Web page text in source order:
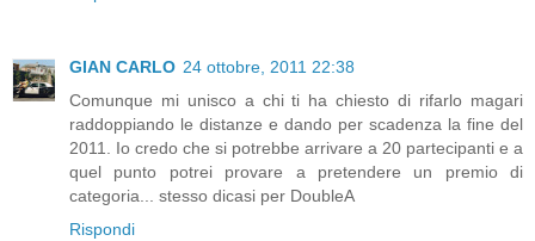
GIAN CARLO 24 ottobre, 2011 22:38
Comunque mi unisco a chi ti ha chiesto di rifarlo magari
raddoppiando le distanze e dando per scadenza la fine del
2011. Io credo che si potrebbe arrivare a 20 partecipanti e a
quel punto potrei provare a pretendere un premio di
categoria... stesso dicasi per DoubleA
Rispondi